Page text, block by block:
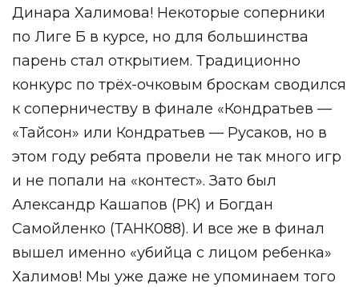
Динара Халимова! Некоторые соперники
по Лиге Б в курсе, но для большинства
парень стал открытием. Традиционно
конкурс по трёх-очковым броскам сводился
к соперничеству в финале «Кондратьев —
«Тайсон» или Кондратьев — Русаков, но в
этом году ребята провели не так много игр
и не попали на «контест». Зато был
Александр Кашапов (РК) и Богдан
Самойленко (ТАНК088). И все же в финал
вышел именно «убийца с лицом ребенка»
Халимов! Мы уже даже не упоминаем того